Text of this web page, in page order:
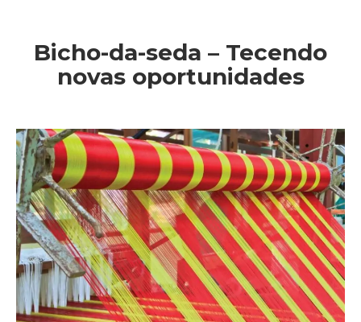
Bicho-da-seda – Tecendo
novas oportunidades